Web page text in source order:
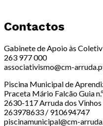
Contactos
Gabinete de Apoio às
263 977 000
associativismo@cm-
Piscina Municipal de
Praceta Mário Falcão Guia
2630-117 Arruda dos Vinhos
263978633 / 910694747
piscinamunicipal@cm-